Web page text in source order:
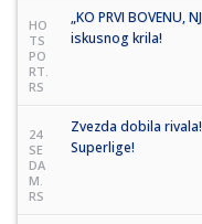
HO
TS
PO
RT.
RS
„KO PRVI BOVENU,
iskusnog krila!
24
SE
DA
M.
RS
Zvezda dobila
Superlige!